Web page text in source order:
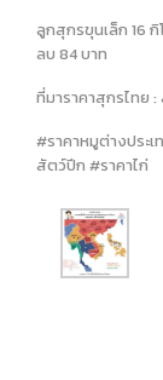
ลูกสุกรขุนเล็ก 16
ลบ 84 บาท
ที่มาราคาสุกรไทย
#ราคาหมูต่างประเ
สัตว์ปีก #ราคาไก่